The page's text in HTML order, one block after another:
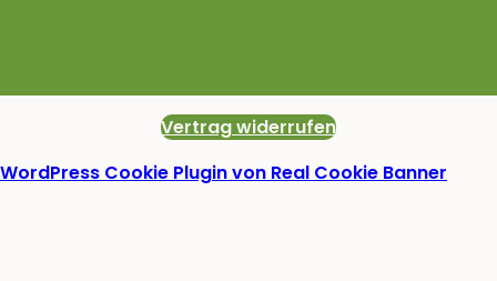
Vertrag widerrufen
WordPress Cookie Plugin von Real Cookie Banner